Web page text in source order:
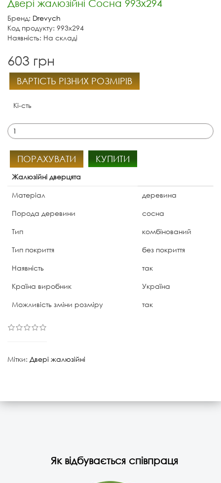
Двері жалюзійні Сосна 993х294
Бренд: Drevych
Код продукту: 993х294
Наявність: На складі
603 грн
ВАРТІСТЬ РІЗНИХ РОЗМІРІВ
Кі-сть
ПОРАХУВАТИ КУПИТИ
Жалюзійні дверцята
Матеріал
деревина
Порода деревини
сосна
Тип
комбінований
Тип покриття
без покриття
Наявність
так
Країна виробник
Україна
Можливість зміни розміру
так
Мітки: Двері жалюзійні
Як відбувається співпраця